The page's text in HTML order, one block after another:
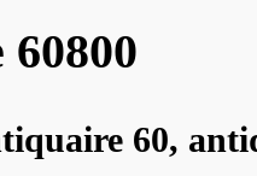
60,